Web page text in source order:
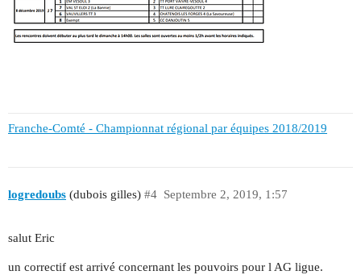
Franche-Comté - Championnat régional par équipes 2018/2019
logredoubs (dubois gilles) Septembre 2, 2019, 1:57
#4
salut Eric
un correctif est arrivé concernant les pouvoirs pour l AG ligue.